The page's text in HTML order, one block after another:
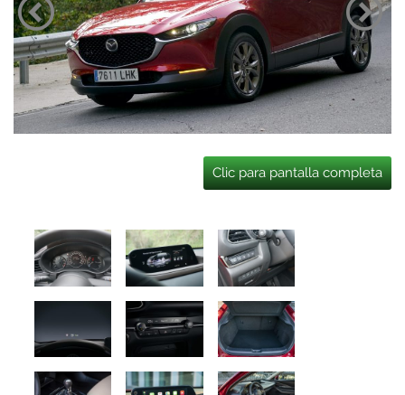
Clic para pantalla completa